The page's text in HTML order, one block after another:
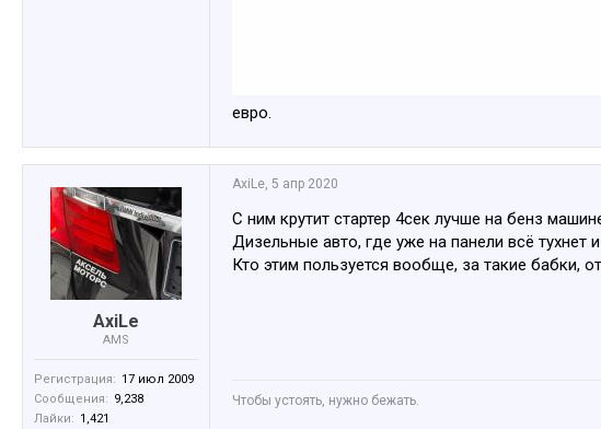
евро.
AxiLe
AMS
Регистрация: 17 июл 2009
Сообщения: 9,238
Лайки: 1,421
AxiLe, 5 апр 2020
С ним крутит стартер 4сек лучше на бенз
Дизельные авто, где уже на панели всё тухнет
Кто этим пользуется вообще, за такие бабки,
Чтобы устоять, нужно бежать.